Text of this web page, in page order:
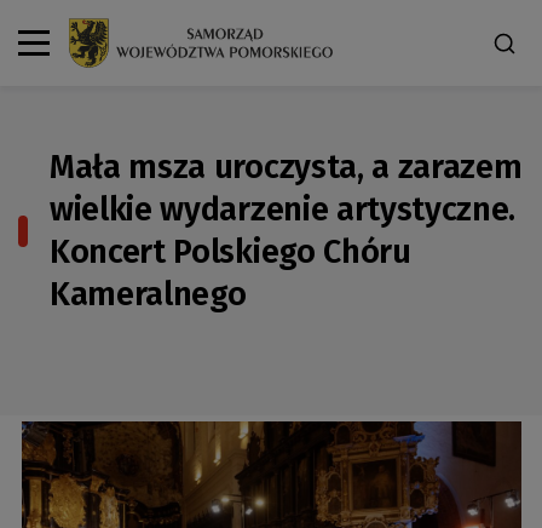
Mała msza uroczysta, a zarazem
wielkie wydarzenie artystyczne.
Koncert Polskiego Chóru
Kameralnego